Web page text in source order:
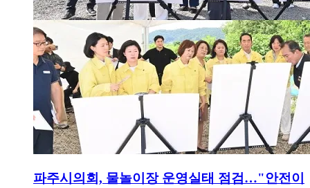
파주시의회, 물놀이장 운영실태 점검…"안전이